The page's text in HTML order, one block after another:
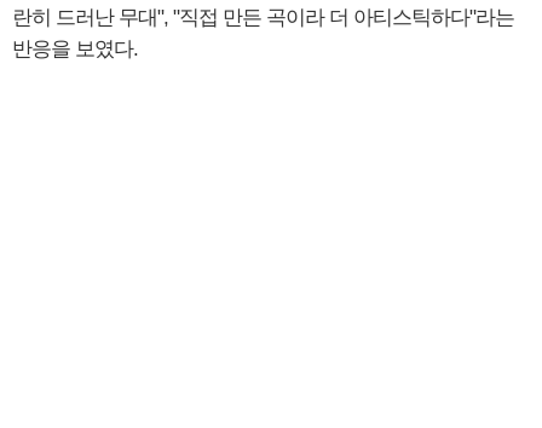
란히 드러난 무대", "직접 만든 곡이라 더 아티스틱하다"라는
반응을 보였다.